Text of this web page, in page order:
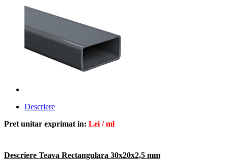
Descriere
Pret unitar exprimat in: Lei / ml
Descriere Teava Rectangulara 30x20x2,5 mm